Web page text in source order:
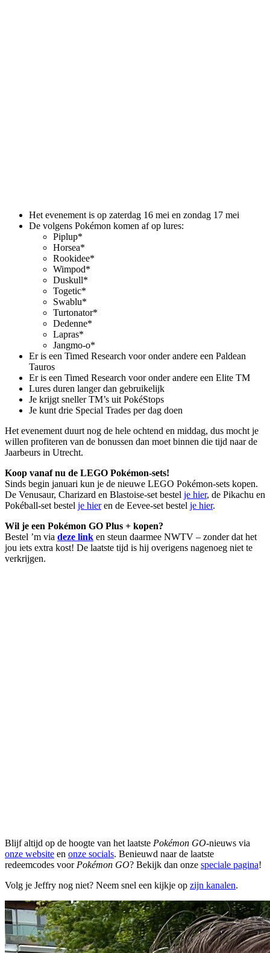
Het evenement is op zaterdag 16 mei en zondag 17 mei
De volgens Pokémon komen af op lures:
Piplup*
Horsea*
Rookidee*
Wimpod*
Duskull*
Togetic*
Swablu*
Turtonator*
Dedenne*
Lapras*
Jangmo-o*
Er is een Timed Research voor onder andere een Paldean
Tauros
Er is een Timed Research voor onder andere een Elite TM
Lures duren langer dan gebruikelijk
Je krijgt sneller TM’s uit PokéStops
Je kunt drie Special Trades per dag doen
Het evenement duurt nog de hele ochtend en middag, dus mocht je
willen profiteren van de bonussen dan moet binnen die tijd naar de
Jaarbeurs in Utrecht.
Koop vanaf nu de LEGO Pokémon-sets!
Sinds begin januari kun je de nieuwe LEGO Pokémon-sets kopen.
De Venusaur, Charizard en Blastoise-set bestel je hier, de Pikachu en
Pokéball-set bestel je hieren de Eevee-set bestel je hier.
Wil je een Pokémon GO Plus + kopen?
Bestel ’m via deze link en steun daarmee NWTV – zonder dat het
jou iets extra kost! De laatste tijd is hij overigens nagenoeg niet te
verkrijgen.
Blijf altijd op de hoogte van het laatste Pokémon GO-nieuws via
onze website en onze socials. Benieuwd naar de laatste
redeemcodes voor Pokémon GO? Bekijk dan onze speciale pagina!
Volg je Jeffry nog niet? Neem snel een kijkje op zijn kanalen.